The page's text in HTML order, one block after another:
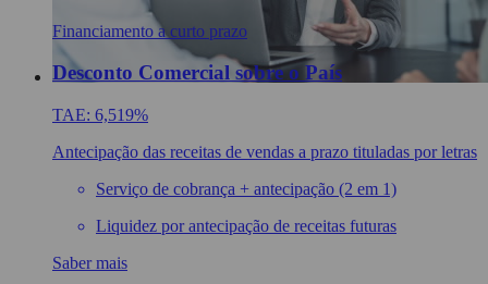
Financiamento a curto prazo
Desconto Comercial sobre o País
TAE: 6,519%
Antecipação das receitas de vendas a prazo tituladas por letras
Serviço de cobrança + antecipação (2 em 1)
Liquidez por antecipação de receitas futuras
Saber mais